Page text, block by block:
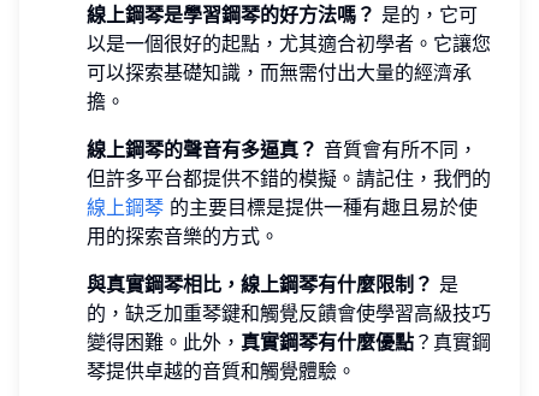
線上鋼琴是學習鋼琴的好方法嗎？ 是的，它可
以是一個很好的起點，尤其適合初學者。它讓您
可以探索基礎知識，而無需付出大量的經濟承
擔。
線上鋼琴的聲音有多逼真？ 音質會有所不同，
但許多平台都提供不錯的模擬。請記住，我們的
線上鋼琴 的主要目標是提供一種有趣且易於使
用的探索音樂的方式。
與真實鋼琴相比，線上鋼琴有什麼限制？ 是
的，缺乏加重琴鍵和觸覺反饋會使學習高級技巧
變得困難。此外， 真實鋼琴有什麼優點 ？真實鋼
琴提供卓越的音質和觸覺體驗。